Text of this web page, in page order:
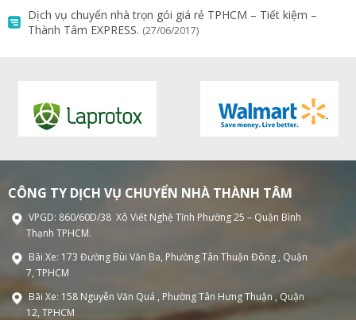
Dịch vụ chuyển nhà trọn gói giá rẻ TPHCM – Tiết kiệm –
Thành Tâm EXPRESS. (27/06/2017)
CÔNG TY DỊCH VỤ CHUYỂN NHÀ THÀNH TÂM
VPGD: 860/60D/38 Xô Viết Nghệ Tĩnh Phường 25 – Quận Bình
Thạnh TPHCM.
Bãi Xe: 173 Đường Bùi Văn Ba, Phường Tân Thuận Đông , Quận
7, TPHCM
Bãi Xe: 158 Nguyễn Văn Quá , Phường Tân Hưng Thuận , Quận
12, TPHCM